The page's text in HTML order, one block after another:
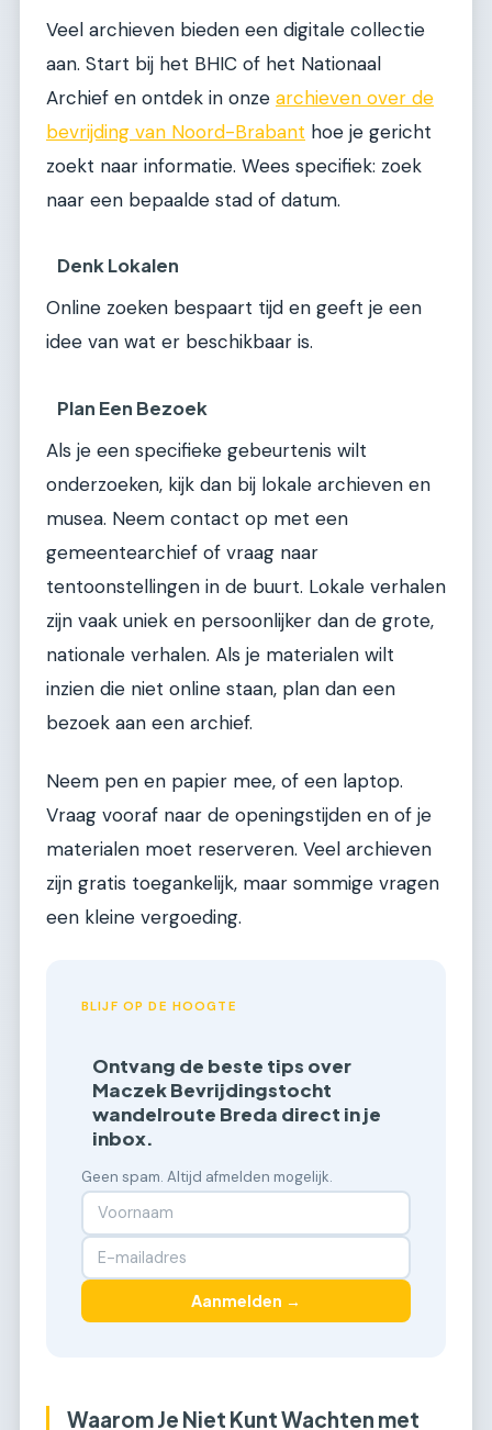
Veel archieven bieden een digitale collectie
aan. Start bij het BHIC of het Nationaal
Archief en ontdek in onze archieven over de
bevrijding van Noord-Brabant hoe je gericht
zoekt naar informatie. Wees specifiek: zoek
naar een bepaalde stad of datum.
Denk Lokalen
Online zoeken bespaart tijd en geeft je een
idee van wat er beschikbaar is.
Plan Een Bezoek
Als je een specifieke gebeurtenis wilt
onderzoeken, kijk dan bij lokale archieven en
musea. Neem contact op met een
gemeentearchief of vraag naar
tentoonstellingen in de buurt. Lokale verhalen
zijn vaak uniek en persoonlijker dan de grote,
nationale verhalen. Als je materialen wilt
inzien die niet online staan, plan dan een
bezoek aan een archief.
Neem pen en papier mee, of een laptop.
Vraag vooraf naar de openingstijden en of je
materialen moet reserveren. Veel archieven
zijn gratis toegankelijk, maar sommige vragen
een kleine vergoeding.
BLIJF OP DE HOOGTE
Ontvang de beste tips over
Maczek Bevrijdingstocht
wandelroute Breda direct in je
inbox.
Geen spam. Altijd afmelden mogelijk.
Aanmelden →
Waarom Je Niet Kunt Wachten met